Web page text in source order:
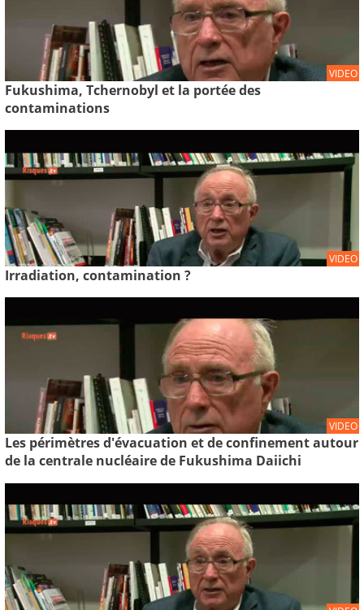
VIDEO
Fukushima, Tchernobyl et la portée des
contaminations
VIDEO
Irradiation, contamination ?
VIDEO
Les périmètres d'évacuation et de confinement autour
de la centrale nucléaire de Fukushima Daiichi